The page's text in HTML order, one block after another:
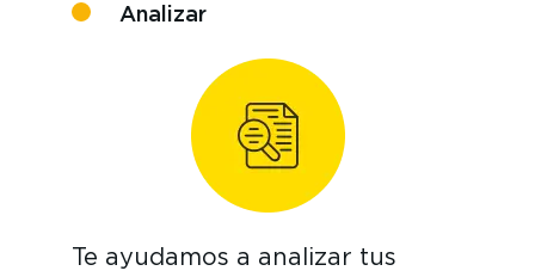
Analizar
Te ayudamos a analizar tus